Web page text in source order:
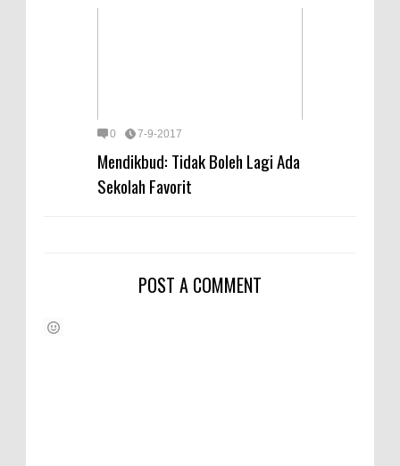
0 7-9-2017
Mendikbud: Tidak Boleh Lagi Ada
Sekolah Favorit
POST A COMMENT